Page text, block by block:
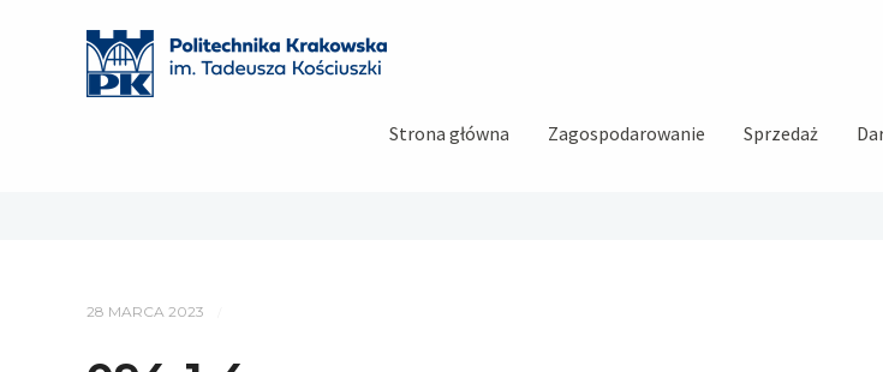
Strona główna Zagospodarowanie Sprzedaż
28 MARCA 2023